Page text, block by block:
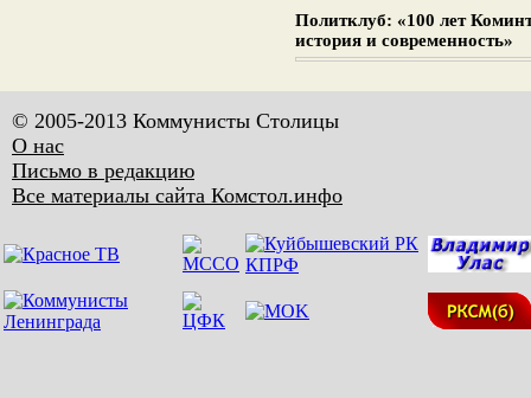
Политклуб: «100 лет
история и современность»
© 2005-2013 Коммунисты Столицы
О нас
Письмо в редакцию
Все материалы сайта Комстол.инфо